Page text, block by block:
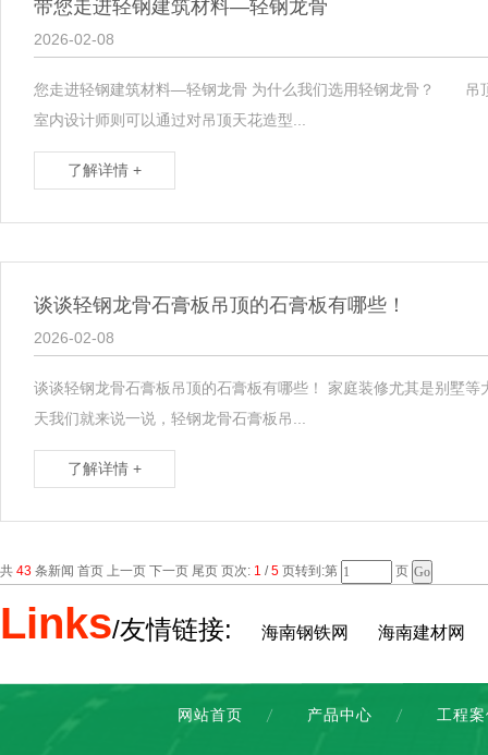
带您走进轻钢建筑材料—轻钢龙骨
2026-02-08
您走进轻钢建筑材料—轻钢龙骨 为什么我们选用轻钢龙骨？ 吊顶
室内设计师则可以通过对吊顶天花造型...
了解详情 +
谈谈轻钢龙骨石膏板吊顶的石膏板有哪些！
2026-02-08
谈谈轻钢龙骨石膏板吊顶的石膏板有哪些！ 家庭装修尤其是别墅
天我们就来说一说，轻钢龙骨石膏板吊...
了解详情 +
共 43 条新闻 首页 上一页 下一页 尾页 页次: 1 /5 页转到:第 页
Links/友情链接: 海南钢铁网 海南建材网
网站首页 产品中心 工程